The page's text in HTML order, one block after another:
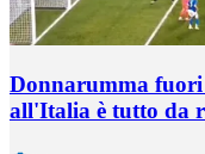
Donnarumma
all'Italia è tutto da